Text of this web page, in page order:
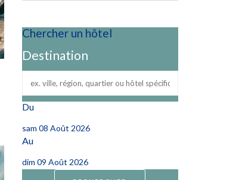
Chercher un hôtel
Destination
Du
sam 08 Août 2026
Au
dim 09 Août 2026